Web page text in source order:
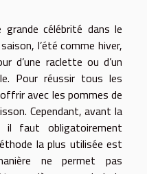
célébrité dans le
l’été comme hiver,
d’une raclette ou d’un
Pour réussir tous les
avec les pommes de
Cependant, avant la
il faut obligatoirement
la plus utilisée est
ne permet pas